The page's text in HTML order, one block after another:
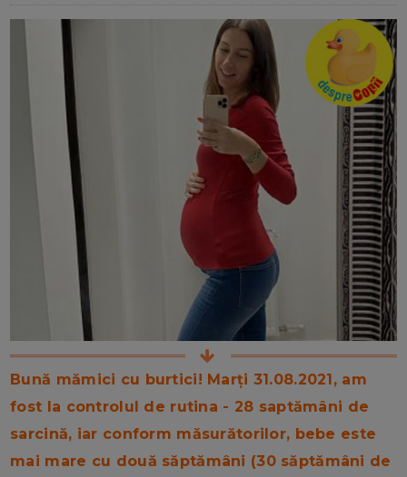
Bună mămici cu burtici! Marți 31.08.2021, am
fost la controlul de rutina - 28 saptămâni de
sarcină, iar conform măsurătorilor, bebe este
mai mare cu două săptămâni (30 săptămâni de